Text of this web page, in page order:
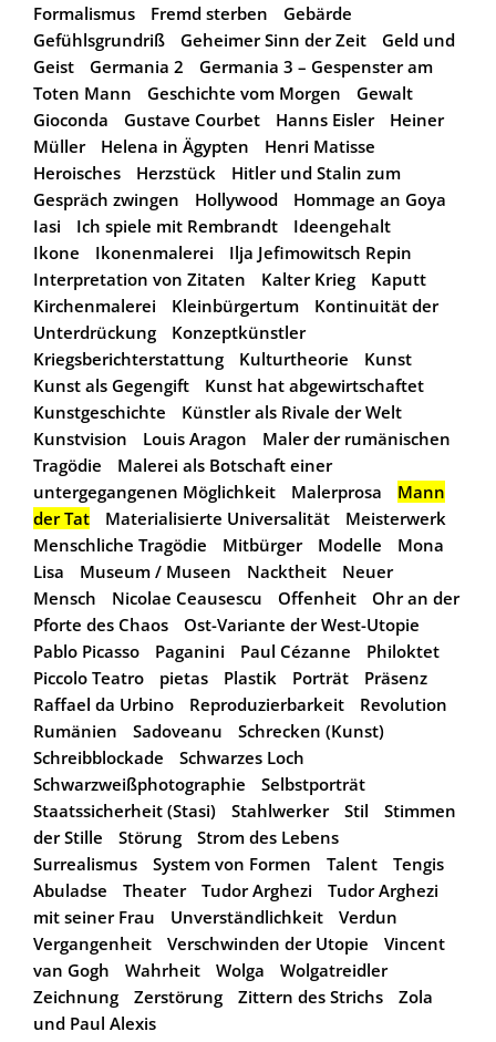
Formalismus
Fremd sterben
Gebärde
Gefühlsgrundriß
Geheimer Sinn der Zeit
Geld und
Geist
Germania 2
Germania 3 – Gespenster am
Toten Mann
Geschichte vom Morgen
Gewalt
Gioconda
Gustave Courbet Hanns Eisler
Heiner
Müller
Helena in Ägypten
Henri Matisse
Heroisches
Herzstück
Hitler und Stalin zum
Gespräch zwingen
Hollywood
Hommage an Goya
Iasi
Ich spiele mit Rembrandt
Ideengehalt
Ikone
Ikonenmalerei
Ilja Jefimowitsch Repin
Interpretation von Zitaten
Kalter Krieg
Kaputt
Kirchenmalerei
Kleinbürgertum
Kontinuität der
Unterdrückung
Konzeptkünstler
Kriegsberichterstattung
Kulturtheorie
Kunst
Kunst als Gegengift
Kunst hat abgewirtschaftet
Kunstgeschichte
Künstler als Rivale der Welt
Kunstvision
Louis Aragon
Maler der rumänischen
Tragödie
Malerei als Botschaft einer
untergegangenen Möglichkeit
Malerprosa
Mann
der Tat
Materialisierte Universalität
Meisterwerk
Menschliche Tragödie
Mitbürger Modelle
Mona
Lisa
Museum / Museen Nacktheit
Neuer
Mensch
Nicolae Ceausescu Offenheit
Ohr an der
Pforte des Chaos
Ost-Variante der West-Utopie
Pablo Picasso
Paganini Paul Cézanne
Philoktet
Piccolo Teatro
pietas Plastik Porträt
Präsenz
Raffael da Urbino
Reproduzierbarkeit
Revolution
Rumänien
Sadoveanu
Schrecken (Kunst)
Schreibblockade
Schwarzes Loch
Schwarzweißphotographie
Selbstporträt
Staatssicherheit (Stasi)
Stahlwerker Stil
Stimmen
der Stille
Störung
Strom des Lebens
Surrealismus
System von Formen Talent
Tengis
Abuladse
Theater Tudor Arghezi
Tudor Arghezi
mit seiner Frau
Unverständlichkeit
Verdun
Vergangenheit
Verschwinden der Utopie
Vincent
van Gogh
Wahrheit Wolga
Wolgatreidler
Zeichnung
Zerstörung Zittern des Strichs
Zola
und Paul Alexis